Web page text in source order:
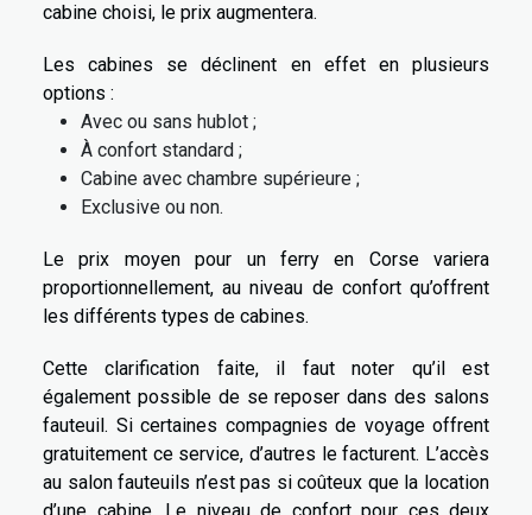
cabine choisi, le prix augmentera.
Les cabines se déclinent en effet en plusieurs
options :
Avec ou sans hublot ;
À confort standard ;
Cabine avec chambre supérieure ;
Exclusive ou non.
Le prix moyen pour un ferry en Corse variera
proportionnellement, au niveau de confort qu’offrent
les différents types de cabines.
Cette clarification faite, il faut noter qu’il est
également possible de se reposer dans des salons
fauteuil. Si certaines compagnies de voyage offrent
gratuitement ce service, d’autres le facturent. L’accès
au salon fauteuils n’est pas si coûteux que la location